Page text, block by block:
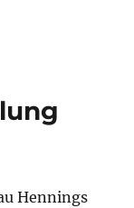
Hennings